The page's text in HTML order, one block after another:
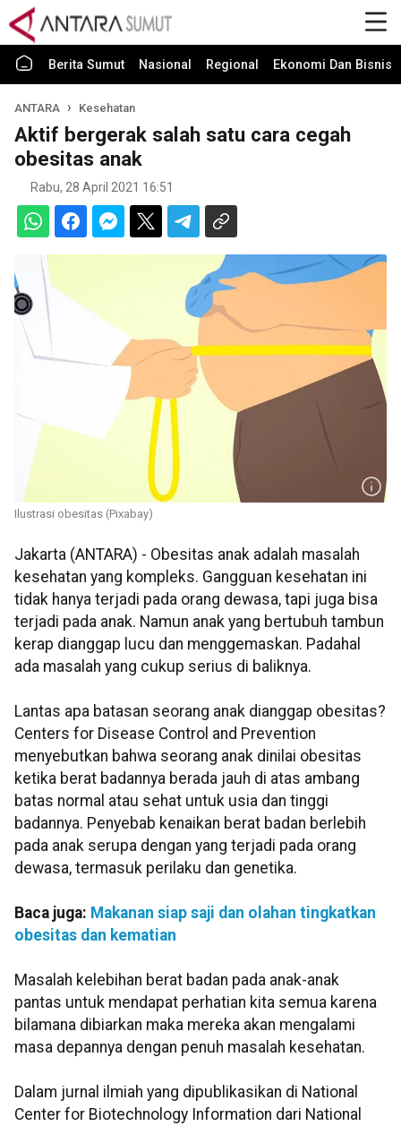
Berita Sumut Nasional Regional Ekonomi Dan Bisnis
ANTARA Kesehatan
Aktif bergerak salah satu cara cegah
obesitas anak
Rabu, 28 April 2021 16:51
Ilustrasi obesitas (Pixabay)
Jakarta (ANTARA) - Obesitas anak adalah masalah
kesehatan yang kompleks. Gangguan kesehatan ini
tidak hanya terjadi pada orang dewasa, tapi juga bisa
terjadi pada anak. Namun anak yang bertubuh tambun
kerap dianggap lucu dan menggemaskan. Padahal
ada masalah yang cukup serius di baliknya.
Lantas apa batasan seorang anak dianggap obesitas?
Centers for Disease Control and Prevention
menyebutkan bahwa seorang anak dinilai obesitas
ketika berat badannya berada jauh di atas ambang
batas normal atau sehat untuk usia dan tinggi
badannya. Penyebab kenaikan berat badan berlebih
pada anak serupa dengan yang terjadi pada orang
dewasa, termasuk perilaku dan genetika.
Baca juga: Makanan siap saji dan olahan tingkatkan
obesitas dan kematian
Masalah kelebihan berat badan pada anak-anak
pantas untuk mendapat perhatian kita semua karena
bilamana dibiarkan maka mereka akan mengalami
masa depannya dengan penuh masalah kesehatan.
Dalam jurnal ilmiah yang dipublikasikan di National
Center for Biotechnology Information dari National